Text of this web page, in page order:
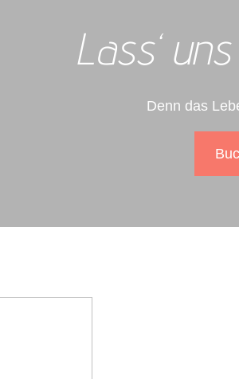
Lass‘
Denn das